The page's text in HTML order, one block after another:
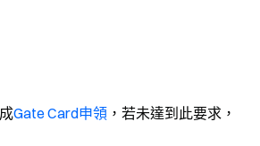
Gate Card申領 ，若未達到此要求，